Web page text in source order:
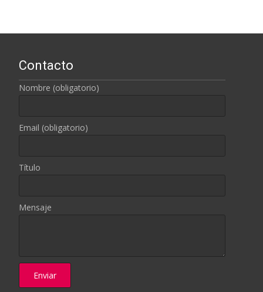
Contacto
Nombre (obligatorio)
Email (obligatorio)
Título
Mensaje